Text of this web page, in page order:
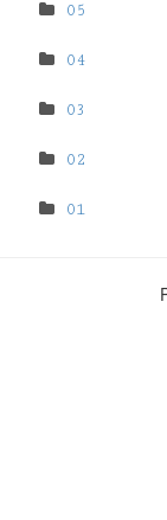
05
04
03
02
01